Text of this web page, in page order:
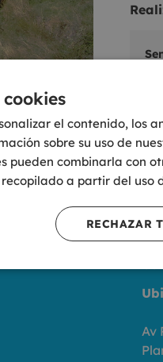
Av
el contenido, los
sobre su uso de
pueden combinarla con
a partir del uso
RECHAZAR